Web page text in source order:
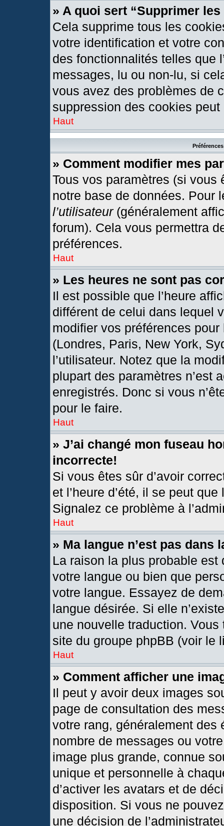
» A quoi sert “Supprimer
Cela supprime tous les
votre identification et votre
des fonctionnalités telles que
messages, lu ou non-lu, si
vous avez des problèmes de
suppression des cookies peut
Haut
» Comment modifier mes
Tous vos paramètres (si
notre base de données. Pour
l’utilisateur(généralement
forum). Cela vous permettra
préférences.
Haut
» Les heures ne sont pas
Il est possible que l’heure
différent de celui dans lequel
modifier vos préférences
(Londres, Paris, New York,
l’utilisateur. Notez que la
plupart des paramètres n’est
enregistrés. Donc si vous
pour le faire.
Haut
» J’ai changé mon fuseau
incorrecte!
Si vous êtes sûr d’avoir
et l’heure d’été, il se peut
Signalez ce problème à
Haut
» Ma langue n’est pas dans
La raison la plus probable est
votre langue ou bien que
votre langue. Essayez de
langue désirée. Si elle
une nouvelle traduction.
site du groupe phpBB (voir le
Haut
» Comment afficher une
Il peut y avoir deux images
page de consultation des
votre rang, généralement
nombre de messages ou
image plus grande, connue
unique et personnelle à
d’activer les avatars et de
disposition. Si vous ne
une décision de